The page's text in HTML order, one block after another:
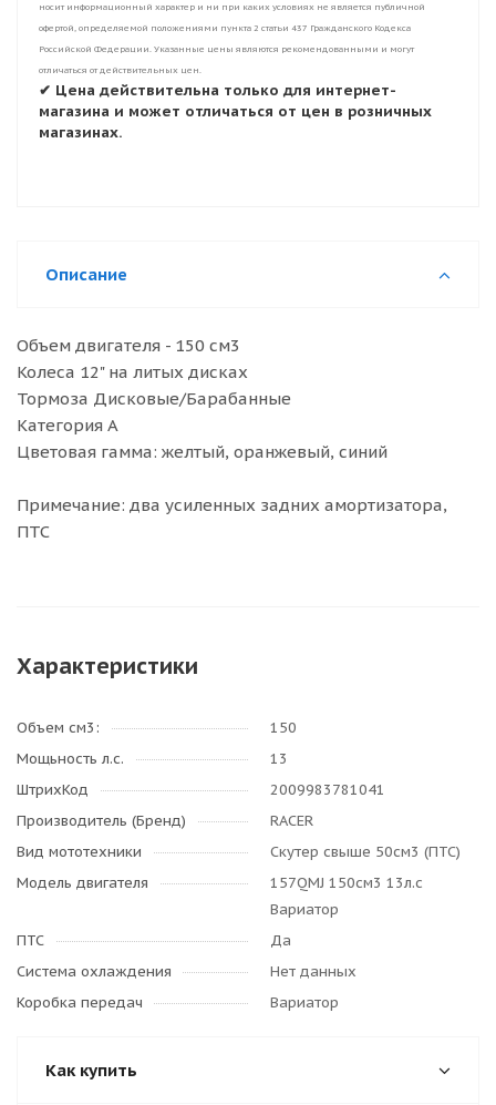
носит информационный характер и ни при каких условиях не является публичной
офертой, определяемой положениями пункта 2 статьи 437 Гражданского Кодекса
Российской Федерации. Указанные цены являются рекомендованными и могут
отличаться от действительных цен.
✔ Цена действительна только для интернет-
магазина и может отличаться от цен в розничных
магазинах.
Описание
Объем двигателя - 150 см3
Колеса 12" на литых дисках
Тормоза Дисковые/Барабанные
Категория А
Цветовая гамма: желтый, оранжевый, синий
Примечание: два усиленных задних амортизатора,
ПТС
Характеристики
Объем см3:
150
Мощьность л.с.
13
ШтрихКод
2009983781041
Производитель (Бренд)
RACER
Вид мототехники
Скутер свыше 50см3 (ПТС)
Модель двигателя
157QMJ 150см3 13л.с
Вариатор
ПТС
Да
Система охлаждения
Нет данных
Коробка передач
Вариатор
Как купить